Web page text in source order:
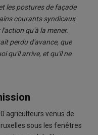
les postures de façade
courants syndicaux
qu'à la mener.
perdu d'avance, que
qu'il arrive, et qu'il ne
agriculteurs venus de
sous les fenêtres